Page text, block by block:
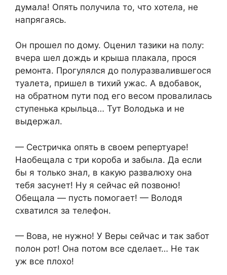
думала! Опять получила то, что хотела, не
напрягаясь.
Он прошел по дому. Оценил тазики на полу:
вчера шел дождь и крыша плакала, прося
ремонта. Прогулялся до полуразвалившегося
туалета, пришел в тихий ужас. А вдобавок,
на обратном пути под его весом провалилась
ступенька крыльца… Тут Володька и не
выдержал.
— Сестричка опять в своем репертуаре!
Наобещала с три короба и забыла. Да если
бы я только знал, в какую развалюху она
тебя засунет! Ну я сейчас ей позвоню!
Обещала — пусть помогает! — Володя
схватился за телефон.
— Вова, не нужно! У Веры сейчас и так забот
полон рот! Она потом все сделает… Не так
уж все плохо!